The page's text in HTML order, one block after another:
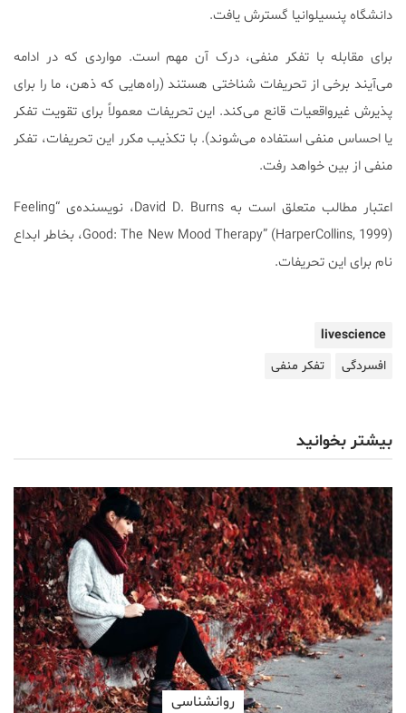
دانشگاه پنسیلوانیا گسترش یافت.
برای مقابله با تفکر منفی، درک آن مهم است. مواردی که در ادامه
می‌آیند برخی از تحریفات شناختی هستند (راه‌هایی که ذهن، ما را برای
پذیرش غیرواقعیات قانع می‌کند. این تحریفات معمولاً برای تقویت تفکر
یا احساس منفی استفاده می‌شوند). با تکذیب مکرر این تحریفات، تفکر
منفی از بین خواهد رفت.
اعتبار مطالب متعلق است به David D. Burns، نویسنده‌ی “Feeling
Good: The New Mood Therapy” (HarperCollins, 1999)، بخاطر ابداع
نام برای این تحریفات.
livescience
افسردگی
تفکر منفی
بیشتر بخوانید
روانشناسی